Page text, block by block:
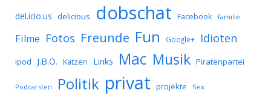
del.icio.us delicious dobschat Facebook familie
Filme Fotos Freunde Fun Google+ Idioten
ipod J.B.O. Katzen Links Mac Musik Piratenpartei
Podcarsten Politik privat projekte Sex